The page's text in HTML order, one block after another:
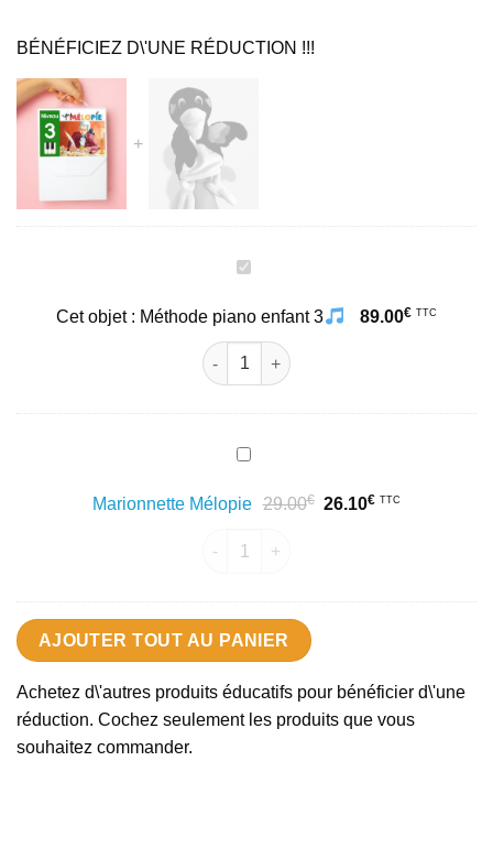
BÉNÉFICIEZ D\'UNE RÉDUCTION !!!
Méthode
enfant
3
Cet objet : Méthode piano enfant 3 89.00€ TTC
quantité de Méthode piano enfant 3
Marionnette
Marionnette Mélopie 29.00€
Le
26.10€Le
TTC
quantité de Marionnette Mélopie
AJOUTER TOUT AU PANIER
Achetez d\'autres produits éducatifs pour bénéficier d\'une
réduction. Cochez seulement les produits que vous
souhaitez commander.